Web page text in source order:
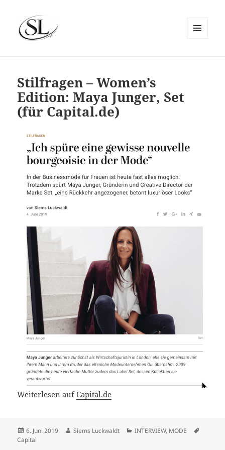
Stilfragen – Women’s
Edition: Maya Junger, Set
(für Capital.de)
Weiterlesen aufCapital.de
Veröffentlicht
am
6. Juni 2019 Autor
Siems Luckwaldt Kategorien
INTERVIEW, MODE
Capital